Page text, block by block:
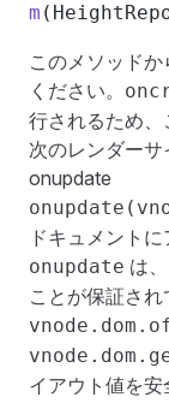
m
このメソッド
ください。
行されるため、
次のレンダーサ
onupdate
ドキュメント
onupdate は
ことが保証さ
イアウト値を安